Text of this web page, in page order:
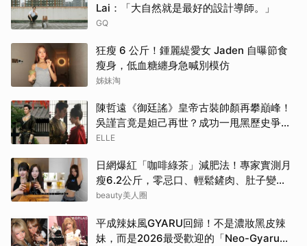
Lai：「大自然就是最好的設計導師。」
GQ
狂瘦 6 公斤！鍾麗緹愛女 Jaden 自曝節食
瘦身，低血糖纏身急喊別模仿
姊妹淘
陳哲遠《御廷謠》皇帝古裝帥顏再攀巔峰！
吳謹言竟是妲己再世？成功一甩黑歷史爭議
| ELLE
ELLE
日網爆紅「咖啡綠茶」減肥法！專家實測月
瘦6.2公斤，零忌口、輕鬆鏟肉、肚子變
小！
beauty美人圈
平成辣妹風GYARU回歸！不是濃妝黑皮辣
妹，而是2026最受歡迎的「Neo-Gyaru」